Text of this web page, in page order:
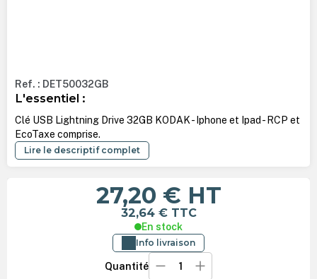
Ref. : DET50032GB
L'essentiel :
Clé USB Lightning Drive 32GB KODAK - Iphone et Ipad - RCP et
EcoTaxe comprise.
Lire le descriptif complet
27,20 € HT
32,64 € TTC
En stock
Info livraison
Quantité